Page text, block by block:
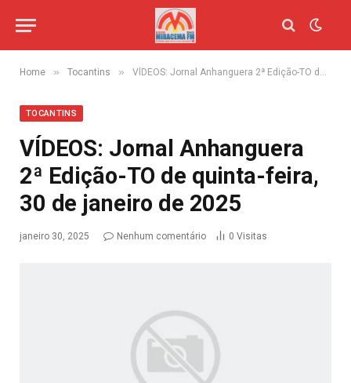
Home » Tocantins » VÍDEOS: Jornal Anhanguera 2ª Edição-TO de quinta-feira, 30 de janeiro de 2025
TOCANTINS
VÍDEOS: Jornal Anhanguera
2ª Edição-TO de quinta-feira,
30 de janeiro de 2025
janeiro 30, 2025 Nenhum comentário 0 Visitas